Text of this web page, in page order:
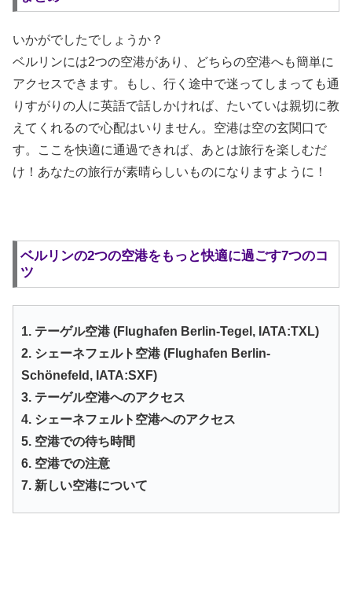
いかがでしたでしょうか？
ベルリンには2つの空港があり、どちらの空港へも簡単に
アクセスできます。もし、行く途中で迷ってしまっても通
りすがりの人に英語で話しかければ、たいていは親切に教
えてくれるので心配はいりません。空港は空の玄関口で
す。ここを快適に通過できれば、あとは旅行を楽しむだ
け！あなたの旅行が素晴らしいものになりますように！
ベルリンの2つの空港をもっと快適に過ごす7つのコ
ツ
1. テーゲル空港 (Flughafen Berlin-Tegel, IATA:TXL)
2. シェーネフェルト空港 (Flughafen Berlin-
Schönefeld, IATA:SXF)
3. テーゲル空港へのアクセス
4. シェーネフェルト空港へのアクセス
5. 空港での待ち時間
6. 空港での注意
7. 新しい空港について